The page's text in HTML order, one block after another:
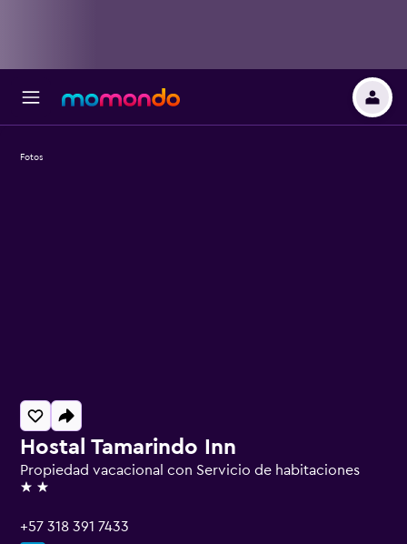
Hostal Tamarindo Inn
Propiedad vacacional con Servicio de habitaciones
2 estrellas
+57 318 391 7433
Fotos